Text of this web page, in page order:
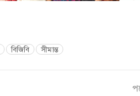
বিজিবি সীমান্ত